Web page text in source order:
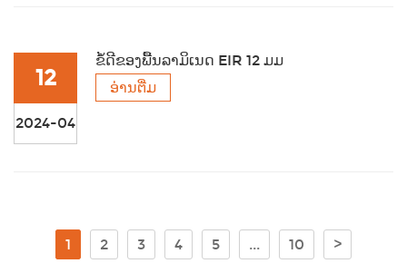
12
2024-04
ຂໍ້ດີຂອງພື້ນລາມິເນດ EIR 12 ມມ
ອ່ານຕື່ມ
1 2 3 4 5 ... 10 >